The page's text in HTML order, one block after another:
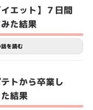
エット】７日間
た結果
を読む
トから卒業し
結果